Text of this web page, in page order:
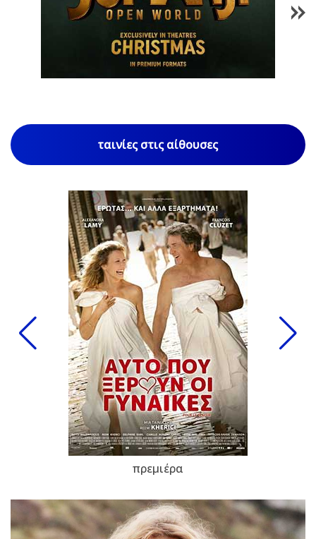
1/85
ταινίες στις αίθουσες
πρεμιέρα